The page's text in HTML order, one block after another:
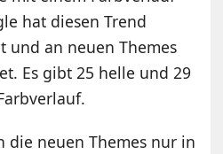
hat diesen Trend
und an neuen Themes
Es gibt 25 helle und 29
die neuen Themes nur in